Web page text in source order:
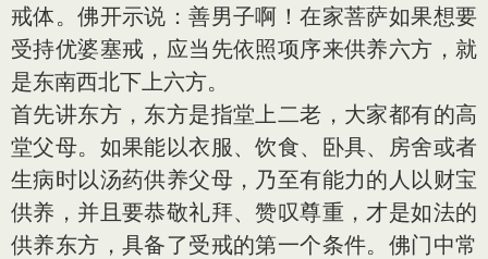
戒体。佛开示说：善男子啊！在家菩萨如果想要
受持优婆塞戒，应当先依照项序来供养六方，就
是东南西北下上六方。
首先讲东方，东方是指堂上二老，大家都有的高
堂父母。如果能以衣服、饮食、卧具、房舍或者
生病时以汤药供养父母，乃至有能力的人以财宝
供养，并且要恭敬礼拜、赞叹尊重，才是如法的
供养东方，具备了受戒的第一个条件。佛门中常